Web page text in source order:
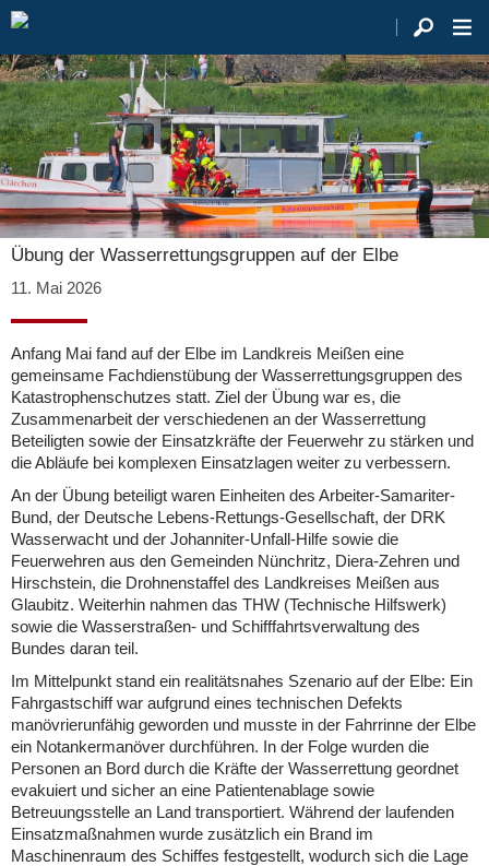
Übung der Wasserrettungsgruppen auf der Elbe
11. Mai 2026
Anfang Mai fand auf der Elbe im Landkreis Meißen eine
gemeinsame Fachdienstübung der Wasserrettungsgruppen des
Katastrophenschutzes statt. Ziel der Übung war es, die
Zusammenarbeit der verschiedenen an der Wasserrettung
Beteiligten sowie der Einsatzkräfte der Feuerwehr zu stärken und
die Abläufe bei komplexen Einsatzlagen weiter zu verbessern.
An der Übung beteiligt waren Einheiten des Arbeiter-Samariter-
Bund, der Deutsche Lebens-Rettungs-Gesellschaft, der DRK
Wasserwacht und der Johanniter-Unfall-Hilfe sowie die
Feuerwehren aus den Gemeinden Nünchritz, Diera-Zehren und
Hirschstein, die Drohnenstaffel des Landkreises Meißen aus
Glaubitz. Weiterhin nahmen das THW (Technische Hilfswerk)
sowie die Wasserstraßen- und Schifffahrtsverwaltung des
Bundes daran teil.
Im Mittelpunkt stand ein realitätsnahes Szenario auf der Elbe: Ein
Fahrgastschiff war aufgrund eines technischen Defekts
manövrierunfähig geworden und musste in der Fahrrinne der Elbe
ein Notankermanöver durchführen. In der Folge wurden die
Personen an Bord durch die Kräfte der Wasserrettung geordnet
evakuiert und sicher an eine Patientenablage sowie
Betreuungsstelle an Land transportiert. Während der laufenden
Einsatzmaßnahmen wurde zusätzlich ein Brand im
Maschinenraum des Schiffes festgestellt, wodurch sich die Lage